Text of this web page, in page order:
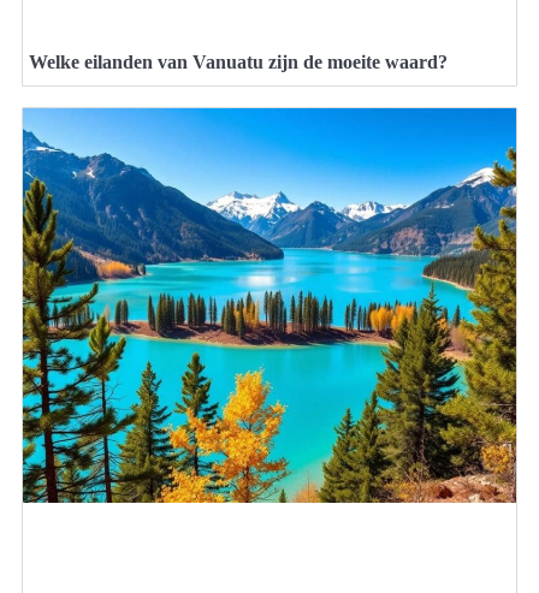
Welke eilanden van Vanuatu zijn de moeite waard?